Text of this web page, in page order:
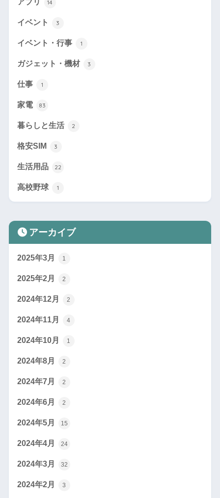
アプリ 14
イベント 3
イベント・行事 1
ガジェット・機材 3
仕事 1
家電 83
暮らしと生活 2
格安SIM 3
生活用品 22
高校野球 1
アーカイブ
2025年3月 1
2025年2月 2
2024年12月 2
2024年11月 4
2024年10月 1
2024年8月 2
2024年7月 2
2024年6月 2
2024年5月 15
2024年4月 24
2024年3月 32
2024年2月 3